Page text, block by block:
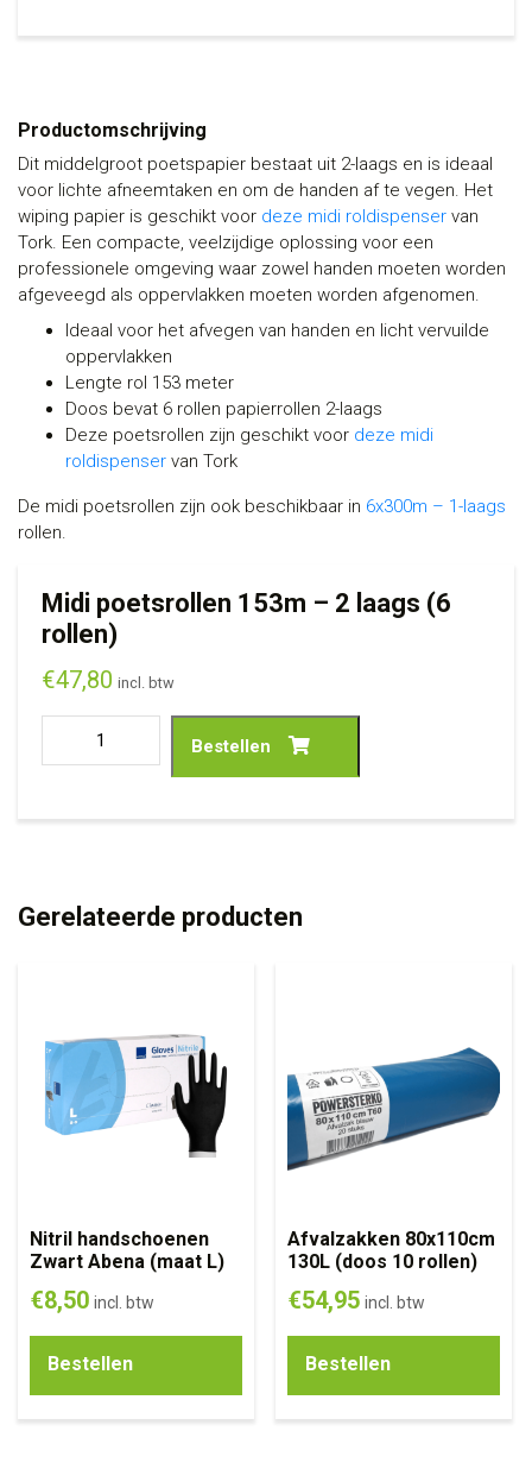
Productomschrijving
Dit middelgroot poetspapier bestaat uit 2-laags en is ideaal
voor lichte afneemtaken en om de handen af te vegen. Het
wiping papier is geschikt voor deze midi roldispenser van
Tork. Een compacte, veelzijdige oplossing voor een
professionele omgeving waar zowel handen moeten worden
afgeveegd als oppervlakken moeten worden afgenomen.
Ideaal voor het afvegen van handen en licht vervuilde
oppervlakken
Lengte rol 153 meter
Doos bevat 6 rollen papierrollen 2-laags
Deze poetsrollen zijn geschikt voor deze midi
roldispenser van Tork
De midi poetsrollen zijn ook beschikbaar in 6x300m – 1-laags
rollen.
Midi poetsrollen 153m – 2 laags (6
rollen)
€47,80 incl. btw
Bestellen
Gerelateerde producten
Nitril handschoenen
Zwart Abena (maat L)
€8,50 incl. btw
Bestellen
Afvalzakken 80x110cm
130L (doos 10 rollen)
€54,95 incl. btw
Bestellen